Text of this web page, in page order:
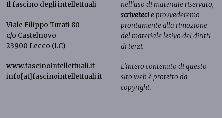
Il fascino degli intellettuali
Viale Filippo Turati 80
c/o Castelnovo
23900 Lecco (LC)
www.fascinointellettuali.it
info[at]fascinointellettuali.it
nell’uso di materiale riservato,
scrivetecie provvederemo
prontamente alla rimozione
del materiale lesivo dei diritti
di terzi.
L’intero contenuto di questo
sito web è protetto da
copyright.